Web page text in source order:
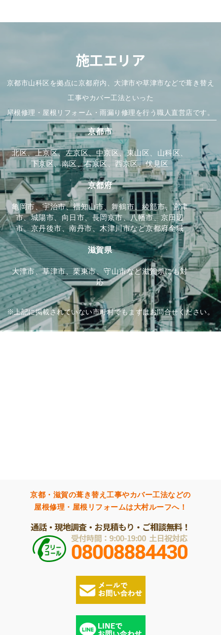
施工エリア
京都市山科区を拠点に京都府内、大津市や草津市などで葺き替え
工事やカバー工法といった
屋根修理・屋根リフォーム・雨漏り修理を行う職人直営店です。
京都市
北区、上京区、左京区、中京区、東山区、山科区、
下京区、南区、右京区、西京区、伏見区
京都府
亀岡市、宇治市、福知山市、舞鶴市、綾部市、宮津
市、城陽市、向日市、長岡京市、八幡市、京田辺
市、京丹後市、南丹市、木津川市など京都府全域
滋賀県
大津市、草津市、栗東市、守山市など滋賀県にも対
応
※上記に掲載されていない市町村でもまずはお問合せください。
京都・滋賀の葺き替え工事やカバー工法などの
屋根修理・屋根リフォームは大村ルーフへ！